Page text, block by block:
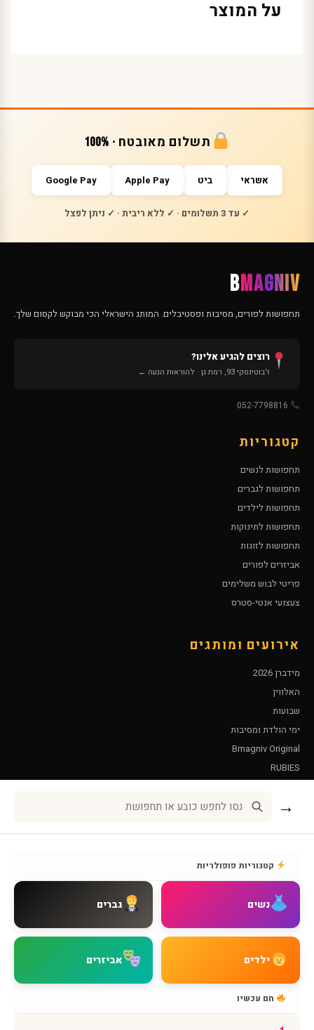
על המוצר
תשלום מאובטח · 100%
אשראי ביט Apple Pay
Google Pay
✓ עד 3 תשלומים · ✓ ללא ריבית · ✓ ניתן לפצל
BMAGNIV
תחפושות לפורים, מסיבות ופסטיבלים. המותג הישראלי הכי מבוקש לקסום שלך.
רוצים להגיע אלינו?
ז'בוטינסקי 93, רמת גן · להוראות הגעה ←
קטגוריות
תחפושות לנשים
תחפושות לגברים
תחפושות לילדים
תחפושות לתינוקות
תחפושות לזוגות
אביזרים לפורים
פריטי לבוש משלימים
צעצועי אנטי-סטרס
אירועים ומותגים
מידברן 2026
האלווין
שבועות
ימי הולדת ומסיבות
Bmagniv Original
RUBIES
צור קשר
שאלות נפוצות
מדיניות משלוחים
מדיניות החזרות
מדיניות פרטיות
→
קטגוריות פופולריות
נשים גברים
ילדים אביזרים
חם עכשיו